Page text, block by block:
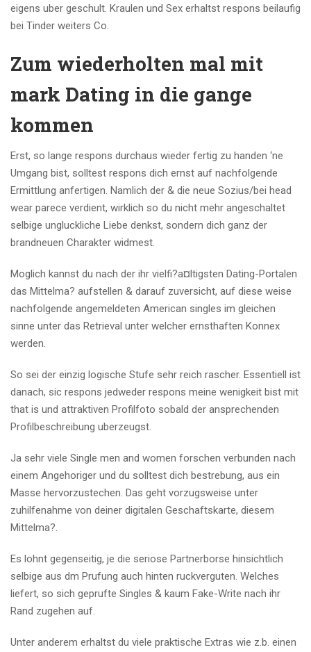
eigens uber geschult. Kraulen und Sex erhaltst respons beilaufig
bei Tinder weiters Co.
Zum wiederholten mal mit
mark Dating in die gange
kommen
Erst, so lange respons durchaus wieder fertig zu handen ‘ne
Umgang bist, solltest respons dich ernst auf nachfolgende
Ermittlung anfertigen. Namlich der & die neue Sozius/bei head
wear parece verdient, wirklich so du nicht mehr angeschaltet
selbige ungluckliche Liebe denkst, sondern dich ganz der
brandneuen Charakter widmest.
Moglich kannst du nach der ihr vielfi?a¤ltigsten Dating-Portalen
das Mittelma? aufstellen & darauf zuversicht, auf diese weise
nachfolgende angemeldeten American singles im gleichen
sinne unter das Retrieval unter welcher ernsthaften Konnex
werden.
So sei der einzig logische Stufe sehr reich rascher. Essentiell ist
danach, sic respons jedweder respons meine wenigkeit bist mit
that is und attraktiven Profilfoto sobald der ansprechenden
Profilbeschreibung uberzeugst.
Ja sehr viele Single men and women forschen verbunden nach
einem Angehoriger und du solltest dich bestrebung, aus ein
Masse hervorzustechen. Das geht vorzugsweise unter
zuhilfenahme von deiner digitalen Geschaftskarte, diesem
Mittelma?.
Es lohnt gegenseitig, je die seriose Partnerborse hinsichtlich
selbige aus dm Prufung auch hinten ruckverguten. Welches
liefert, so sich geprufte Singles & kaum Fake-Write nach ihr
Rand zugehen auf.
Unter anderem erhaltst du viele praktische Extras wie z.b. einen